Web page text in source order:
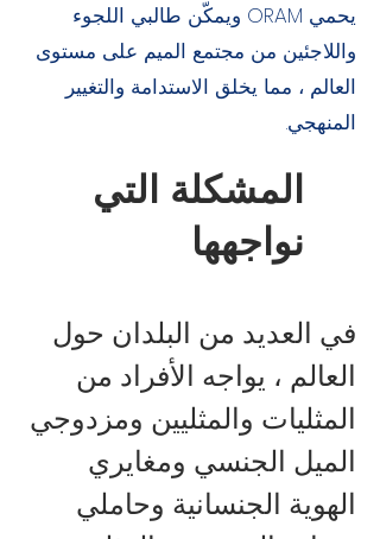
يحمي ORAM ويمكّن طالبي اللجوء
واللاجئين من مجتمع الميم على مستوى
العالم ، مما يخلق الاستدامة والتغيير
المنهجي.
المشكلة التي
نواجهها
في العديد من البلدان حول
العالم ، يواجه الأفراد من
المثليات والمثليين ومزدوجي
الميل الجنسي ومغايري
الهوية الجنسانية وحاملي